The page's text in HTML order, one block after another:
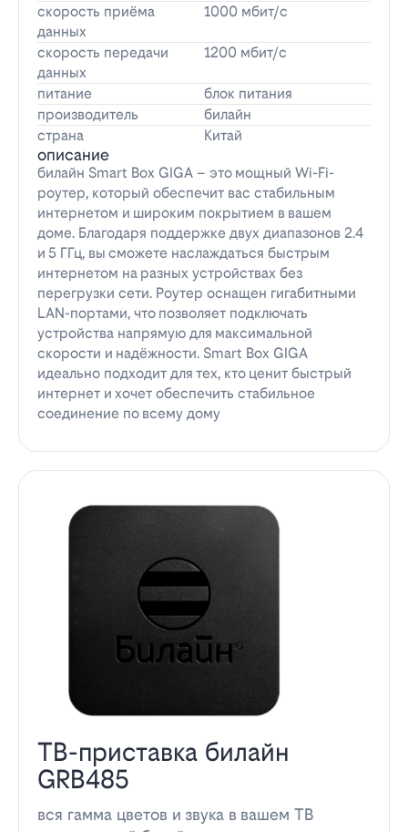
скорость приёма
данных
1000 мбит/с
скорость передачи
данных
1200 мбит/с
питание
блок питания
производитель
билайн
страна
Китай
описание
билайн Smart Box GIGA – это мощный Wi-Fi-
роутер, который обеспечит вас стабильным
интернетом и широким покрытием в вашем
доме. Благодаря поддержке двух диапазонов 2.4
и 5 ГГц, вы сможете наслаждаться быстрым
интернетом на разных устройствах без
перегрузки сети. Роутер оснащен гигабитными
LAN-портами, что позволяет подключать
устройства напрямую для максимальной
скорости и надёжности. Smart Box GIGA
идеально подходит для тех, кто ценит быстрый
интернет и хочет обеспечить стабильное
соединение по всему дому
ТВ-приставка билайн
GRB485
вся гамма цветов и звука в вашем ТВ